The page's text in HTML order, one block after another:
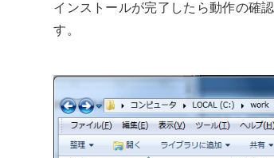
インストールが完了したら動作の確
す。